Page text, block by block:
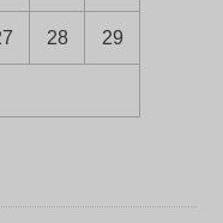
28 29